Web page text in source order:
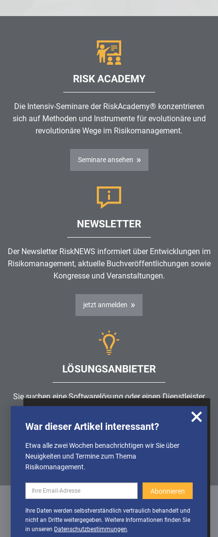
Informationen über die Nutzung unserer
Webseite zu erhalten und unser Angebot so
stetig verbessern zu können. Weitere
Informationen finden Sie in unserer
deaktivieren
Cookies aktivieren
RISK ACADEMY
Die Intensiv-Seminare der RiskAcademy® konzentrieren
sich auf Methoden und Instrumente für evolutionäre und
revolutionäre Wege im Risikomanagement.
Seminare ansehen
NEWSLETTER
Der Newsletter RiskNEWS informiert über Entwicklungen im
Risikomanagement, aktuelle Buchveröffentlichungen sowie
Kongresse und Veranstaltungen.
jetzt anmelden
LÖSUNGSANBIETER
Sie suchen eine Softwarelösung oder einen Dienstleister
rund um die ThemenRisikomanagement,GRC, IKS oder
ISMS?
Partner finden
Datenschutz/Impressum/Sitemap
© 1999 - 2026 RiskNET GmbH - The Risk Management Network
War dieser Artikel interessant?
Etwa alle zwei Wochen benachrichtigen wir Sie über
Neuigkeiten und Termine zum Thema
Risikomanagement.
Ihre Daten werden selbstverständlich vertraulich behandelt und
nicht an Dritte weitergegeben. Weitere Informationen finden Sie
in unseren Datenschutzbestimmungen.